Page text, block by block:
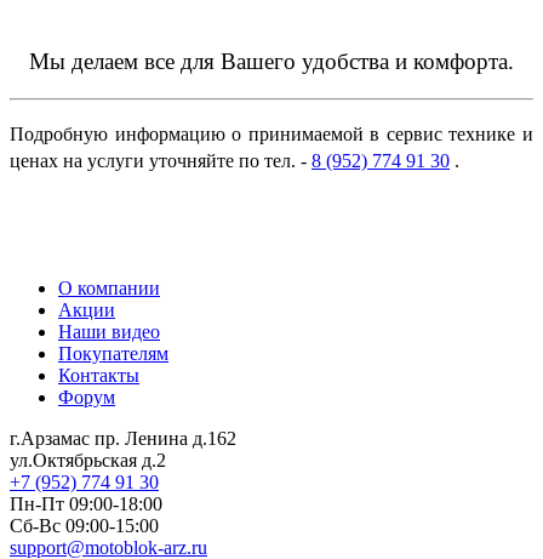
Мы делаем все для Вашего удобства и комфорта.
Подробную информацию о принимаемой в сервис технике и
ценах на услуги уточняйте по тел. - 8 (952) 774 91 30 .
О компании
Акции
Наши видео
Покупателям
Контакты
Форум
г.Арзамас пр. Ленина д.162
ул.Октябрьская д.2
+7 (952) 774 91 30
Пн-Пт 09:00-18:00
Сб-Вс 09:00-15:00
support@motoblok-arz.ru